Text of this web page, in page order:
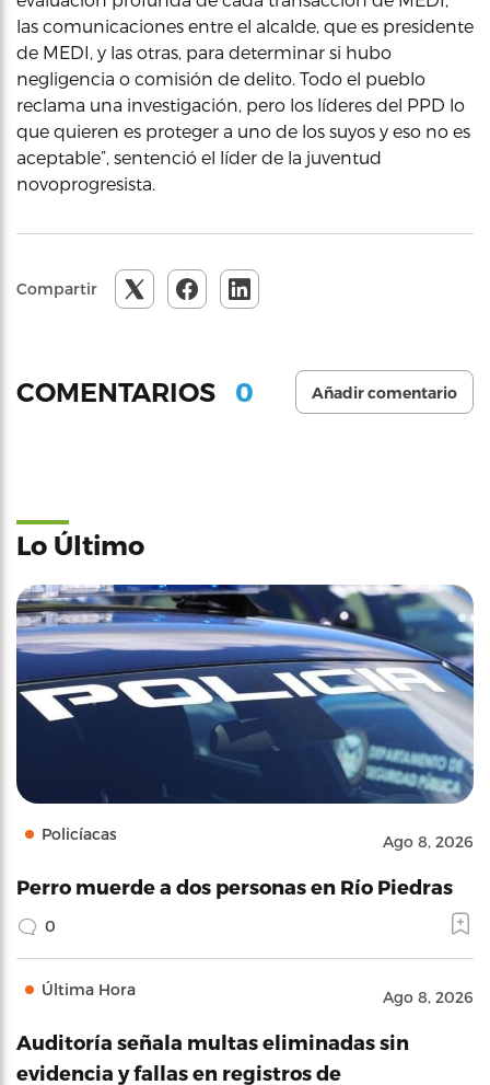
las comunicaciones entre el alcalde, que es presidente
de MEDI, y las otras, para determinar si hubo
negligencia o comisión de delito. Todo el pueblo
reclama una investigación, pero los líderes del PPD lo
que quieren es proteger a uno de los suyos y eso no es
aceptable”, sentenció el líder de la juventud
novoprogresista.
Compartir
COMENTARIOS 0 Añadir comentario
Lo Último
Policíacas Ago 8, 2026
Perro muerde a dos personas en Río Piedras
0
Última Hora Ago 8, 2026
Auditoría señala multas eliminadas sin
evidencia y fallas en registros de